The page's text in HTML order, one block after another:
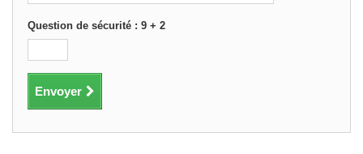
Question de sécurité : 9 + 2
Envoyer